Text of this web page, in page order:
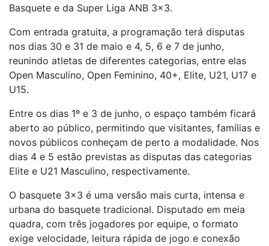
Basquete e da Super Liga ANB 3×3.
Com entrada gratuita, a programação terá disputas
nos dias 30 e 31 de maio e 4, 5, 6 e 7 de junho,
reunindo atletas de diferentes categorias, entre elas
Open Masculino, Open Feminino, 40+, Elite, U21, U17 e
U15.
Entre os dias 1º e 3 de junho, o espaço também ficará
aberto ao público, permitindo que visitantes, famílias e
novos públicos conheçam de perto a modalidade. Nos
dias 4 e 5 estão previstas as disputas das categorias
Elite e U21 Masculino, respectivamente.
O basquete 3×3 é uma versão mais curta, intensa e
urbana do basquete tradicional. Disputado em meia
quadra, com três jogadores por equipe, o formato
exige velocidade, leitura rápida de jogo e conexão